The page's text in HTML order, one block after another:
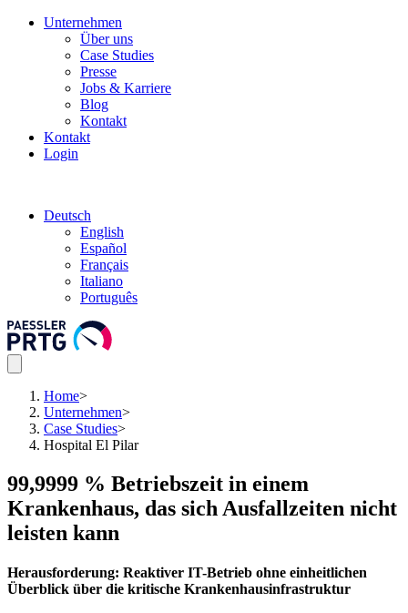
Unternehmen
Über uns
Case Studies
Presse
Jobs & Karriere
Blog
Kontakt
Kontakt
Login
Deutsch
English
Español
Français
Italiano
Português
Home>
Unternehmen>
Case Studies>
Hospital El Pilar
99,9999 % Betriebszeit in einem
Krankenhaus, das sich Ausfallzeiten nicht
leisten kann
Herausforderung: Reaktiver IT-Betrieb ohne einheitlichen
Überblick über die kritische Krankenhausinfrastruktur